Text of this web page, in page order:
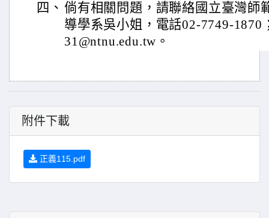
四、 倘有相關問題，請聯絡國立臺灣師
導學系吳小姐，電話02-7749-1870
31@ntnu.edu.tw。
附件下載
正義115.pdf